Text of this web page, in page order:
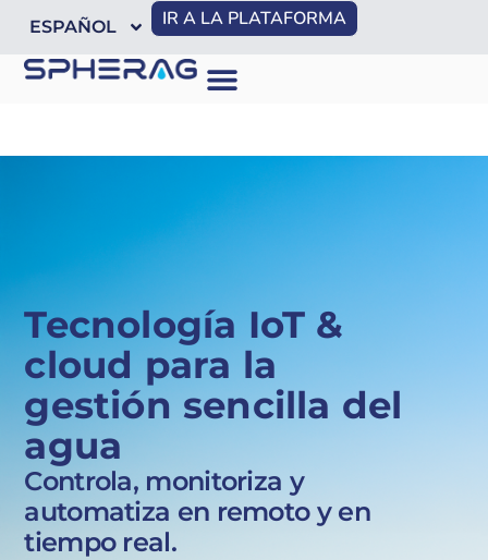
ESPAÑOL IR A LA PLATAFORMA
Controla, monitoriza y
automatiza en remoto y en
tiempo real.
Tecnología IoT &
cloud para la
gestión sencilla del
agua